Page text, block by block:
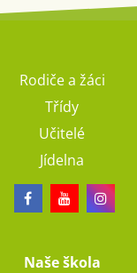
Rodiče a žáci
Třídy
Učitelé
Jídelna
Naše škola